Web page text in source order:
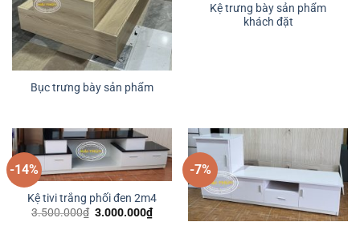
Bục trưng bày sản phẩm
Kệ trưng bày sản phẩm
khách đặt
-14%
Kệ tivi trắng phối đen 2m4
3.500.000₫ Giá
3.000.000₫Giá
hiện
-7%